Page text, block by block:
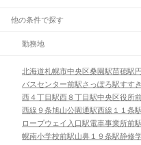
他の条件で探す
勤務地
北海道札幌市中央区桑園駅苗穂駅
バスセンター前駅さっぽろ駅すす
西４丁目駅西８丁目駅中央区役所
西線９条旭山公園通駅西線１１条駅
ロープウェイ入口駅電車事業所前駅
幌南小学校前駅山鼻１９条駅静修